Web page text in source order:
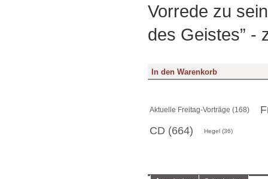
Vorrede zu
des Geistes” -
Aktuelle Freitag-Vorträge (168)
CD (664)
Hegel (36)